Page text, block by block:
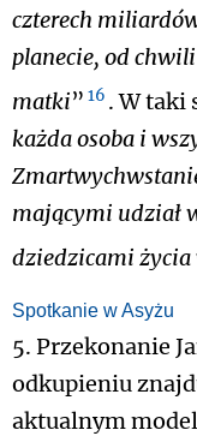
czterech
planecie, od
matki” 16 . W taki
każda osoba i
mającymi udział
dziedzicami życia
Spotkanie w Asyżu
5. Przekonanie
odkupieniu
aktualnym